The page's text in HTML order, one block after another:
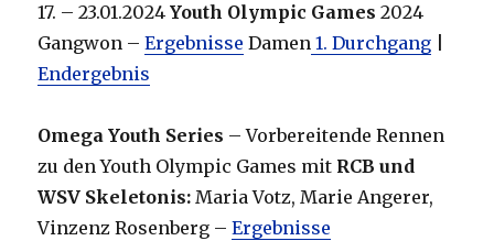
17. – 23.01.2024Youth Olympic Games 2024
Gangwon –Ergebnisse Damen 1. Durchgang
Endergebnis
Omega Youth Series – Vorbereitende Rennen
zu den Youth Olympic Games mit RCB und
WSV Skeletonis: Maria Votz, Marie Angerer,
Vinzenz Rosenberg –Ergebnisse